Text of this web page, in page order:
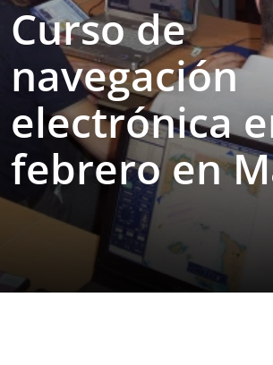
Curso de
navegación
electrónica
febrero en